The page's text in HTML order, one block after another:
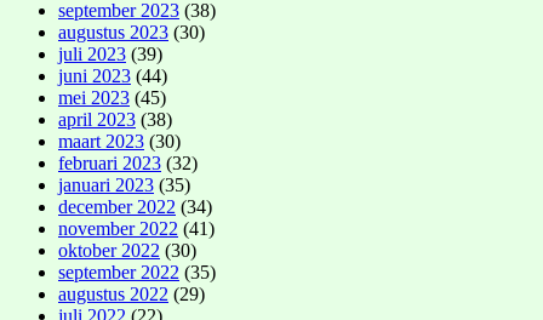
september 2023 (38)
augustus 2023 (30)
juli 2023 (39)
juni 2023 (44)
mei 2023 (45)
april 2023 (38)
maart 2023 (30)
februari 2023 (32)
januari 2023 (35)
december 2022 (34)
november 2022 (41)
oktober 2022 (30)
september 2022 (35)
augustus 2022 (29)
juli 2022 (22)